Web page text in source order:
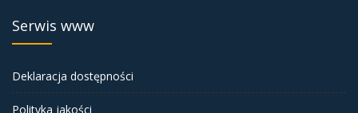
Serwis www
Deklaracja dostępności
Polityka jakości